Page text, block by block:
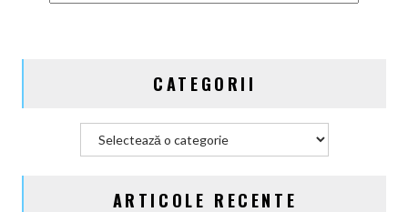
CATEGORII
ARTICOLE RECENTE